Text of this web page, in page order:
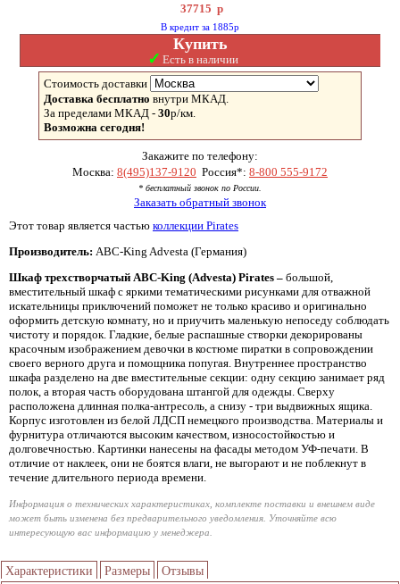
37715 р
В кредит за 1885р
Купить
✓ Есть в наличии
Стоимость доставки
Доставка бесплатно внутри МКАД.
За пределами МКАД - 30р/км.
Возможна сегодня!
Закажите по телефону:
Москва: 8(495)137-9120 Россия*: 8-800 555-9172
* бесплатный звонок по России.
Заказать обратный звонок
Этот товар является частью коллекции Pirates
Производитель: ABC-King Advesta (Германия)
Шкаф трехстворчатый ABC-King (Advesta) Pirates – большой,
вместительный шкаф с яркими тематическими рисунками для отважной
искательницы приключений поможет не только красиво и оригинально
оформить детскую комнату, но и приучить маленькую непоседу соблюдать
чистоту и порядок. Гладкие, белые распашные створки декорированы
красочным изображением девочки в костюме пиратки в сопровождении
своего верного друга и помощника попугая. Внутреннее пространство
шкафа разделено на две вместительные секции: одну секцию занимает ряд
полок, а вторая часть оборудована штангой для одежды. Сверху
расположена длинная полка-антресоль, а снизу - три выдвижных ящика.
Корпус изготовлен из белой ЛДСП немецкого производства. Материалы и
фурнитура отличаются высоким качеством, износостойкостью и
долговечностью. Картинки нанесены на фасады методом УФ-печати. В
отличие от наклеек, они не боятся влаги, не выгорают и не поблекнут в
течение длительного периода времени.
Информация о технических характеристиках, комплекте поставки и внешнем виде
может быть изменена без предварительного уведомления. Уточняйте всю
интересующую вас информацию у менеджера.
Характеристики Размеры Отзывы